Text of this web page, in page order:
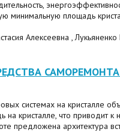
минимальную площадь
Алексеевна ,
системах на кристалле
на кристалле, что приводит
предложена архитектура